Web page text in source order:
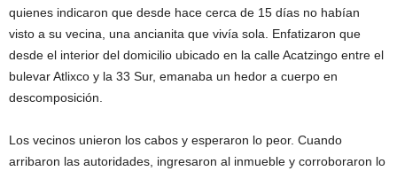
quienes indicaron que desde hace cerca de 15 días no habían
visto a su vecina, una ancianita que vivía sola. Enfatizaron que
desde el interior del domicilio ubicado en la calle Acatzingo entre el
bulevar Atlixco y la 33 Sur, emanaba un hedor a cuerpo en
descomposición.
Los vecinos unieron los cabos y esperaron lo peor. Cuando
arribaron las autoridades, ingresaron al inmueble y corroboraron lo